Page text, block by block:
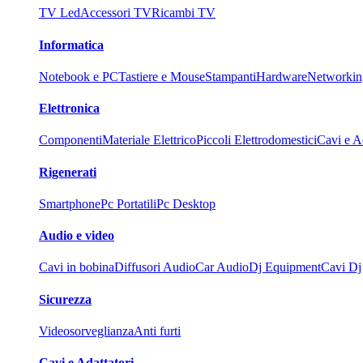
TV LedAccessori TVRicambi TV
Informatica
Notebook e PCTastiere e MouseStampantiHardware
Elettronica
ComponentiMateriale ElettricoPiccoli ElettrodomesticiCavi e
Rigenerati
SmartphonePc PortatiliPc Desktop
Audio e video
Cavi in bobinaDiffusori AudioCar AudioDj EquipmentCavi Dj
Sicurezza
VideosorveglianzaAnti furti